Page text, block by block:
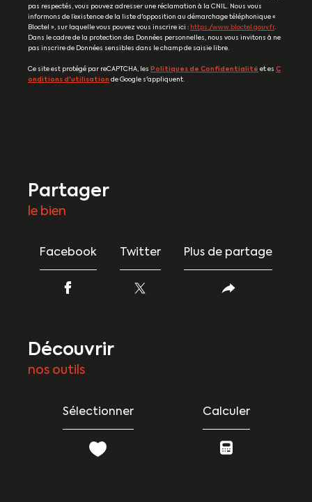
pas respectés, vous pouvez adresser une réclamation à la CNIL. Nous vous
informons de l’existence de la liste d'opposition au démarchage téléphonique «
Bloctel », sur laquelle vous pouvez vous inscrire ici : https://www.bloctel.gouv.fr.
Dans le cadre de la protection des Données personnelles, nous vous invitons à ne
pas inscrire de Données sensibles dans le champ de saisie libre.
Ce site est protégé par reCAPTCHA, les Politiques de Confidentialité et es C
onditions d'utilisation de Google s'appliquent.
partager
le bien
Facebook Twitter Plus de partage
découvrir
nos outils
Sélectionner Calculer